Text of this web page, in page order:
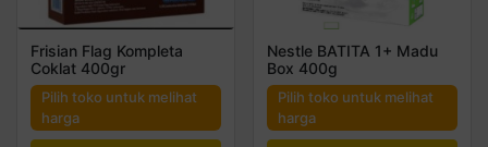
Frisian Flag Kompleta
Coklat 400gr
Pilih toko untuk melihat
harga
Nestle BATITA 1+ Madu
Box 400g
Pilih toko untuk melihat
harga